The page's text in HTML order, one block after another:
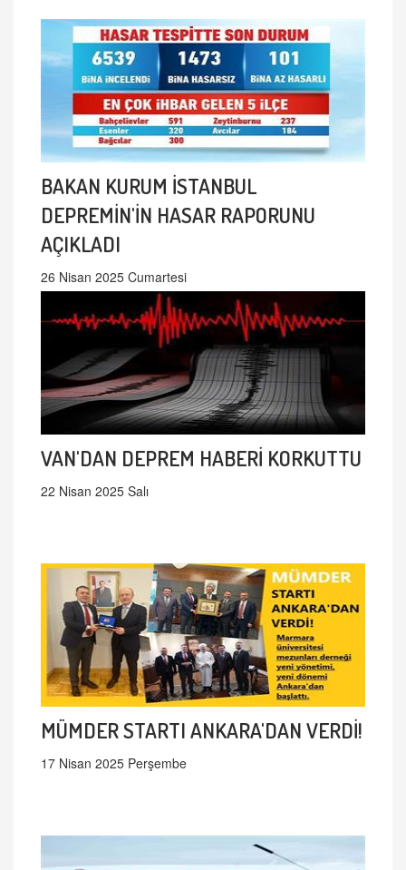
BAKAN KURUM İSTANBUL
DEPREMİN'İN HASAR RAPORUNU
AÇIKLADI
26 Nisan 2025 Cumartesi
VAN'DAN DEPREM HABERİ KORKUTTU
22 Nisan 2025 Salı
MÜMDER STARTI ANKARA'DAN VERDİ!
17 Nisan 2025 Perşembe